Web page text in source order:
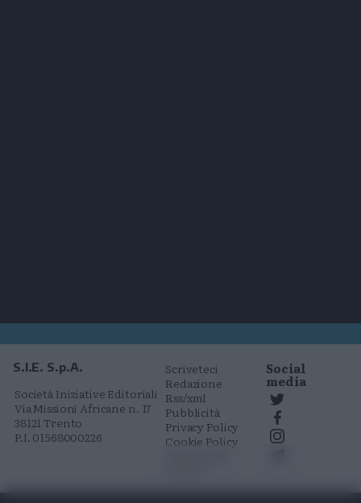
S.I.E. S.p.A.
Società Iniziative Editoriali
Via Missioni Africane n. 17
38121 Trento
P.I. 01568000226
Scriveteci
Redazione
Rss/xml
Pubblicità
Privacy Policy
Cookie Policy
Social
media